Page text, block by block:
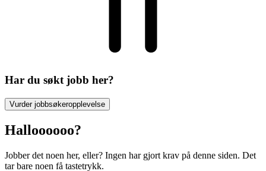
Har du søkt jobb her?
Vurder jobbsøkeropplevelse
Halloooooo?
Jobber det noen her, eller? Ingen har gjort krav på denne siden. Det
tar bare noen få tastetrykk.